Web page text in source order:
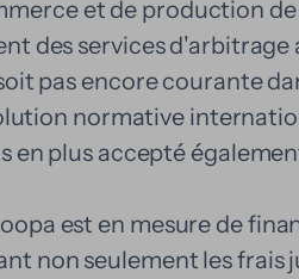
et de production
des services
pas encore courante
normative
en plus accepté
est en mesure de
non seulement les frais